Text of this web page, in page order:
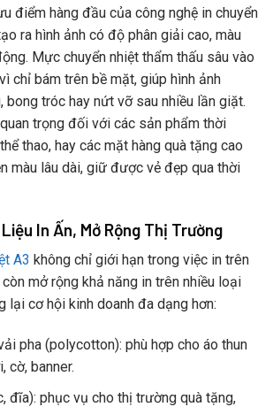
điểm hàng đầu của công nghệ in chuyển
ra hình ảnh có độ phân giải cao, màu
Mực chuyển nhiệt thẩm thấu sâu vào
chỉ bám trên bề mặt, giúp hình ảnh
bong tróc hay nứt vỡ sau nhiều lần giặt.
trọng đối với các sản phẩm thời
thao, hay các mặt hàng quà tặng cao
màu lâu dài, giữ được vẻ đẹp qua thời
In Ấn, Mở Rộng Thị Trường
A3 không chỉ giới hạn trong việc in trên
mở rộng khả năng in trên nhiều loại
lại cơ hội kinh doanh đa dạng hơn:
pha (polycotton): phù hợp cho áo thun
cờ, banner.
đĩa): phục vụ cho thị trường quà tặng,